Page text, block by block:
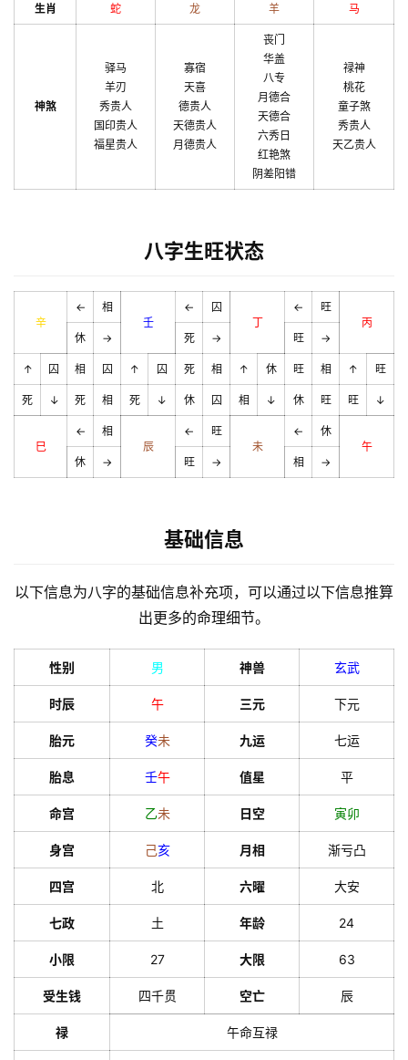
生肖 蛇 龙 羊 马
神煞
驿马
羊刃
秀贵人
国印贵人
福星贵人
寡宿
天喜
德贵人
天德贵人
月德贵人
丧门
华盖
八专
月德合
天德合
六秀日
红艳煞
阴差阳错
禄神
桃花
童子煞
秀贵人
天乙贵人
八字生旺状态
辛
←
相
壬
←
囚
丁
←
旺
丙
休
→ 死 → 旺 →
↑ 囚 相 囚 ↑ 囚 死 相 ↑ 休 旺 相 ↑ 旺
死 ↓ 死 相 死 ↓ 休 囚 相 ↓ 休 旺 旺 ↓
巳
←
相
辰
←
旺
未
←
休
午
休
→ 旺 → 相 →
基础信息
以下信息为八字的基础信息补充项，可以通过以下信息推算
出更多的命理细节。
性别 男 神兽 玄武
时辰 午 三元 下元
胎元 癸未 九运 七运
胎息 壬午 值星 平
命宫 乙未 日空 寅卯
身宫 己亥 月相 渐亏凸
四宫 北 六曜 大安
七政 土 年龄 24
小限 27 大限 63
受生钱 四千贯 空亡 辰
禄 午命互禄